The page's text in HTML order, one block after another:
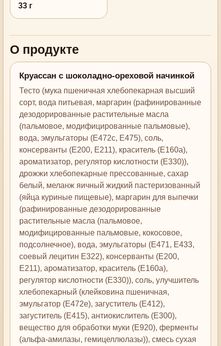
33 г
О продукте
Круассан с шоколадно-ореховой начинкой
Тесто (мука пшеничная хлебопекарная высший
сорт, вода питьевая, маргарин (рафинированные
дезодорированные растительные масла
(пальмовое, модифицированные пальмовые),
вода, эмульгаторы (Е472с, Е475), соль,
консерванты (Е200, Е211), краситель (Е160а),
ароматизатор, регулятор кислотности (Е330)),
дрожжи хлебопекарные прессованные, сахар
белый, меланж яичный жидкий пастеризованный
(яйца куриные пищевые), маргарин для выпечки
(рафинированные дезодорированные
растительные масла (пальмовое,
модифицированные пальмовые, кокосовое,
подсолнечное), вода, эмульгаторы (Е471, Е433,
соевый лецитин Е322), консерванты (Е200,
Е211), ароматизатор, краситель (Е160а),
регулятор кислотности (Е330)), соль, улучшитель
хлебопекарный (клейковина пшеничная,
эмульгатор (Е472е), загуститель (Е412),
загуститель (Е415), антиокислитель (Е300),
вещество для обработки муки (Е920), ферменты
(альфа-амилазы, гемицеллюлазы)), смесь сухая